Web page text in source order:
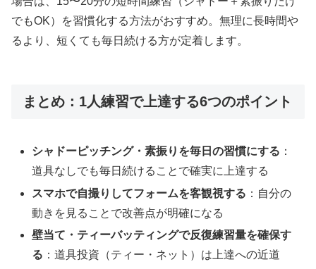
でもOK）を習慣化する方法がおすすめ。無理に長時間や
るより、短くても毎日続ける方が定着します。
まとめ：1人練習で上達する6つのポイント
シャドーピッチング・素振りを毎日の習慣にする ：
道具なしでも毎日続けることで確実に上達する
スマホで自撮りしてフォームを客観視する ：自分の
動きを見ることで改善点が明確になる
壁当て・ティーバッティングで反復練習量を確保す
る ：道具投資（ティー・ネット）は上達への近道